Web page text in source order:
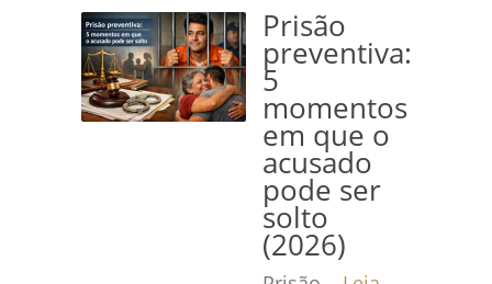
Prisão
preventiva:
5
momentos
em que o
acusado
pode ser
solto
(2026)